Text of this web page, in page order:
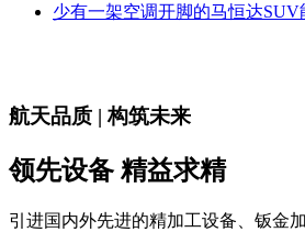
少有一架空调开脚的马恒达SUV
航天品质 | 构筑未来
领先设备 精益求精
引进国内外先进的精加工设备、钣金